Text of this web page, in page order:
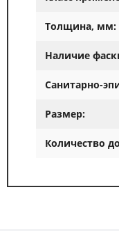
Толщина, мм:
Наличие
Санитарно-
Размер:
Количество